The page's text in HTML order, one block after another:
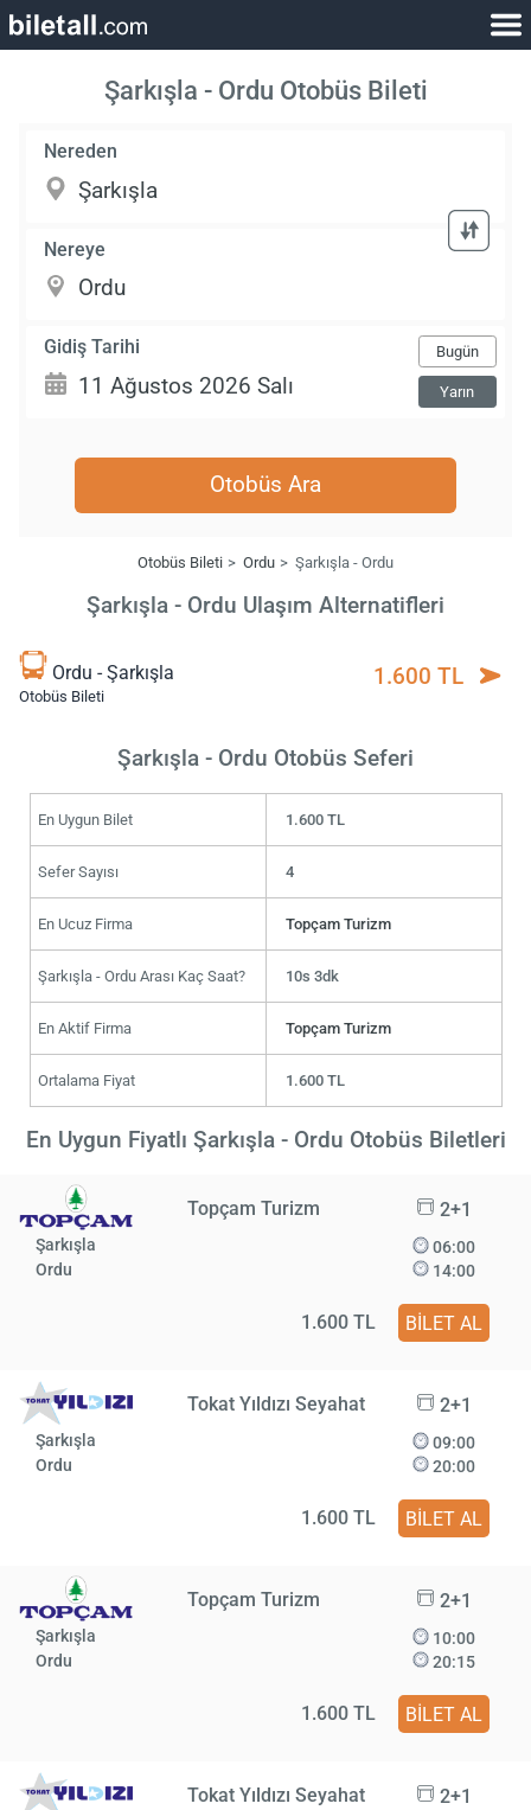
Şarkışla - Ordu Otobüs Bileti
Nereden
Nereye
Gidiş Tarihi Bugün
Yarın
Otobüs Ara
Otobüs Bileti Ordu Şarkışla - Ordu
Şarkışla - Ordu Ulaşım Alternatifleri
Ordu - Şarkışla
Otobüs Bileti
1.600 TL
Şarkışla - Ordu Otobüs Seferi
En Uygun Bilet 1.600 TL
Sefer Sayısı 4
En Ucuz Firma Topçam Turizm
Şarkışla - Ordu Arası Kaç Saat? 10s 3dk
En Aktif Firma Topçam Turizm
Ortalama Fiyat 1.600 TL
En Uygun Fiyatlı Şarkışla - Ordu Otobüs Biletleri
Topçam Turizm 2+1
Şarkışla
Ordu
06:00
14:00
1.600 TL BİLET AL
Tokat Yıldızı Seyahat 2+1
Şarkışla
Ordu
09:00
20:00
1.600 TL BİLET AL
Topçam Turizm 2+1
Şarkışla
Ordu
10:00
20:15
1.600 TL BİLET AL
Tokat Yıldızı Seyahat 2+1